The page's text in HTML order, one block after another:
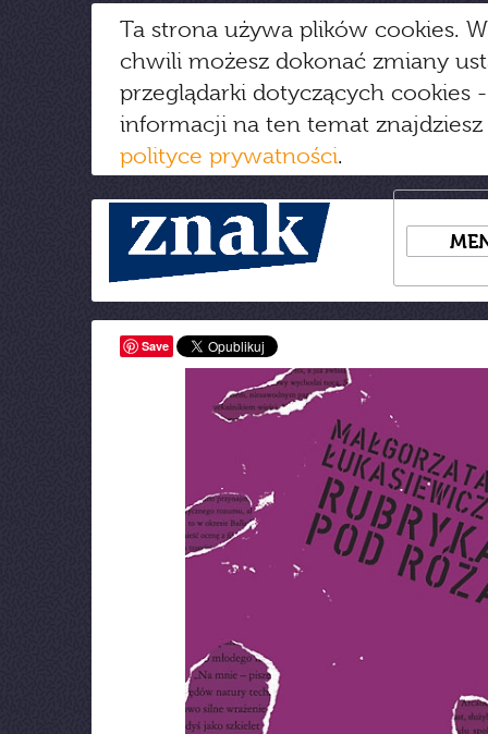
Ta strona używa plików cookies.
chwili możesz dokonać zmiany
przeglądarki dotyczących cookies
informacji na ten temat
polityce prywatności.
Save